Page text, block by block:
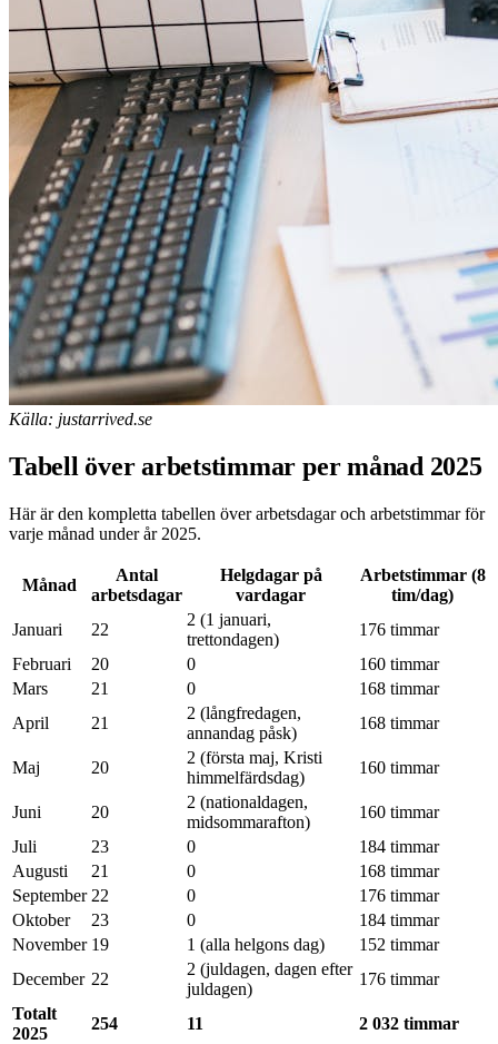
Källa: justarrived.se
Tabell över arbetstimmar per månad 2025
Här är den kompletta tabellen över arbetsdagar och arbetstimmar för
varje månad under år 2025.
Månad
Antal
arbetsdagar
Helgdagar på
vardagar
Arbetstimmar (8
tim/dag)
Januari
22
2 (1 januari,
trettondagen)
176 timmar
Februari
20 0
160 timmar
Mars
21 0
168 timmar
April
21
2 (långfredagen,
annandag påsk)
168 timmar
Maj 20
2 (första maj, Kristi
himmelfärdsdag)
160 timmar
Juni 20
2 (nationaldagen,
midsommarafton)
160 timmar
Juli
23 0
184 timmar
Augusti
21 0
168 timmar
September 22 0
176 timmar
Oktober
23 0
184 timmar
November 19 1 (alla helgons dag)
152 timmar
December 22
2 (juldagen, dagen efter
juldagen)
176 timmar
Totalt
2025
254 11 2 032 timmar